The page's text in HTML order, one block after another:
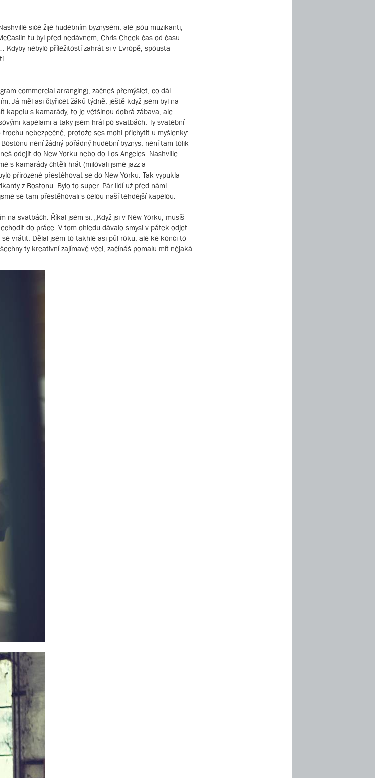
sice žije hudebním byznysem, ale jsou muzikanti,
tu byl před nedávnem, Chris Cheek čas od času
nebylo příležitostí zahrát si v Evropě, spousta
commercial arranging), začneš přemýšlet, co dál.
Já měl asi čtyřicet žáků týdně, ještě když jsem byl na
kapelu s kamarády, to je většinou dobrá zábava, ale
kapelami a taky jsem hrál po svatbách. Ty svatební
nebezpečné, protože ses mohl přichytit u myšlenky:
není žádný pořádný hudební byznys, není tam tolik
odejít do New Yorku nebo do Los Angeles. Nashville
s kamarády chtěli hrát (milovali jsme jazz a
přirozené přestěhovat se do New Yorku. Tak vypukla
z Bostonu. Bylo to super. Pár lidí už před námi
se tam přestěhovali s celou naší tehdejší kapelou.
svatbách. Říkal jsem si: „Když jsi v New Yorku, musíš
do práce. V tom ohledu dávalo smysl v pátek odjet
vrátit. Dělal jsem to takhle asi půl roku, ale ke konci to
ty kreativní zajímavé věci, začínáš pomalu mít nějaká